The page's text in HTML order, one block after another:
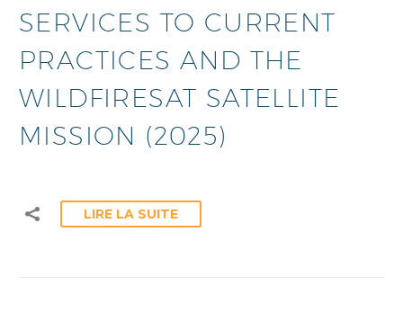
SERVICES TO CURRENT
PRACTICES AND THE
WILDFIRESAT SATELLITE
MISSION (2025)
LIRE LA SUITE